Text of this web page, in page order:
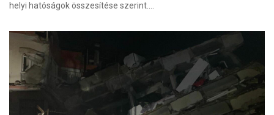
helyi hatóságok összesítése szerint.…